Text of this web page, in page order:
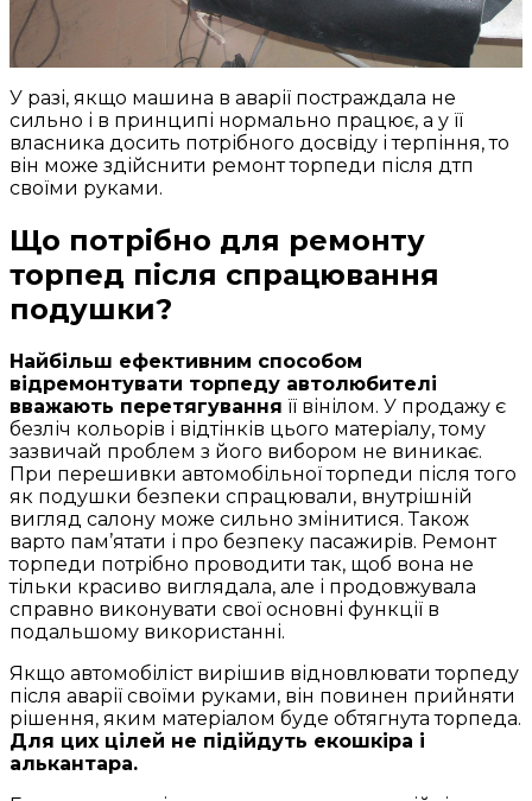
У разі, якщо машина в аварії постраждала не
сильно і в принципі нормально працює, а у її
власника досить потрібного досвіду і терпіння, то
він може здійснити ремонт торпеди після дтп
своїми руками.
Що потрібно для ремонту
торпед після спрацювання
подушки?
Найбільш ефективним способом
відремонтувати торпеду автолюбителі
вважають перетягування її вінілом. У продажу є
безліч кольорів і відтінків цього матеріалу, тому
зазвичай проблем з його вибором не виникає.
При перешивки автомобільної торпеди після того
як подушки безпеки спрацювали, внутрішній
вигляд салону може сильно змінитися. Також
варто пам’ятати і про безпеку пасажирів. Ремонт
торпеди потрібно проводити так, щоб вона не
тільки красиво виглядала, але і продовжувала
справно виконувати свої основні функції в
подальшому використанні.
Якщо автомобіліст вирішив відновлювати торпеду
після аварії своїми руками, він повинен прийняти
рішення, яким матеріалом буде обтягнута торпеда.
Для цих цілей не підійдуть екошкіра і
алькантара.